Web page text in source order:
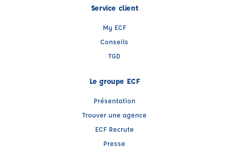
Service client
My ECF
Conseils
TGD
Le groupe ECF
Présentation
Trouver une agence
ECF Recrute
Presse